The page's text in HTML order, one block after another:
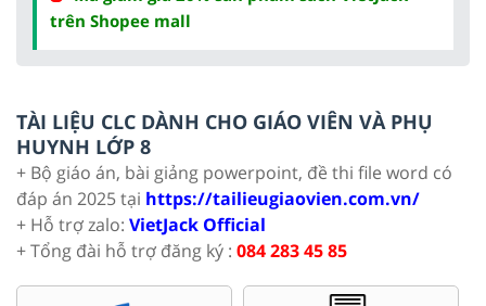
trên Shopee mall
TÀI LIỆU CLC DÀNH CHO GIÁO VIÊN VÀ PHỤ
HUYNH LỚP 8
+ Bộ giáo án, bài giảng powerpoint, đề thi file word có
đáp án 2025 tại https://tailieugiaovien.com.vn/
+ Hỗ trợ zalo: VietJack Official
+ Tổng đài hỗ trợ đăng ký : 084 283 45 85